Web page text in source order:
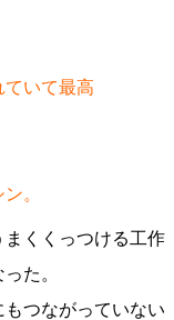
いて最高
。
くくっつける工作
た。
つながっていない